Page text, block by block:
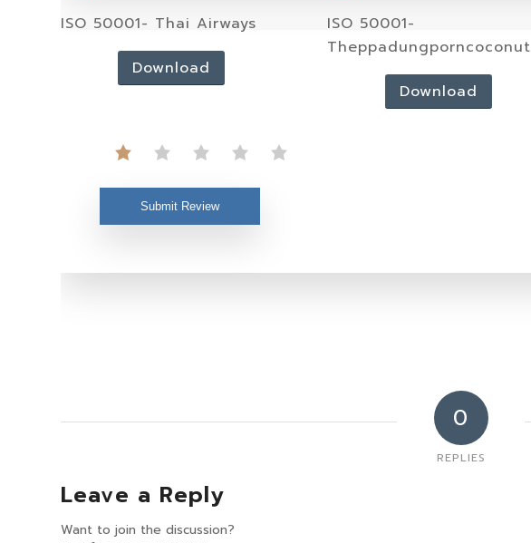
ISO 50001- Thai Airways
Download
ISO 50001-
Theppadungporncoconut
Download
Submit Review
0
REPLIES
Leave a Reply
Want to join the discussion?